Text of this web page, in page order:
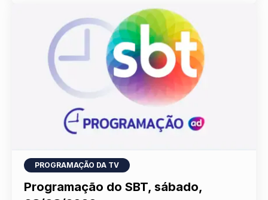
PROGRAMAÇÃO DA TV
Programação do SBT, sábado,